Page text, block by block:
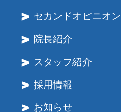
セカンドオピニオン
院長紹介
スタッフ紹介
採用情報
お知らせ